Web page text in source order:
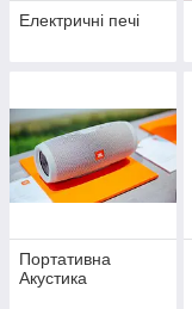
Електричні печі
Портативна
Акустика